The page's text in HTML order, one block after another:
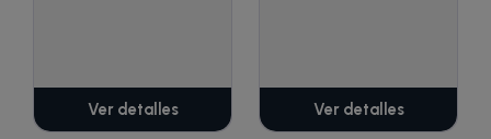
Ver detalles Ver detalles